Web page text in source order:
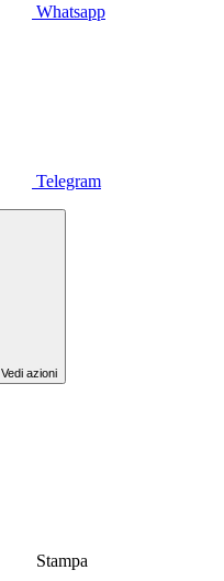
Whatsapp
Telegram
Vedi azioni
Stampa